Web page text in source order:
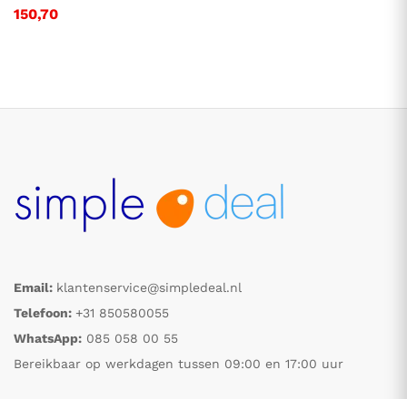
150,70
Email: klantenservice@simpledeal.nl
Telefoon: +31 850580055
WhatsApp: 085 058 00 55
Bereikbaar op werkdagen tussen 09:00 en 17:00 uur